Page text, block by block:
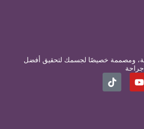
ومصممة خصيصًا لجسمك لتحقيق أفضل
جراحة